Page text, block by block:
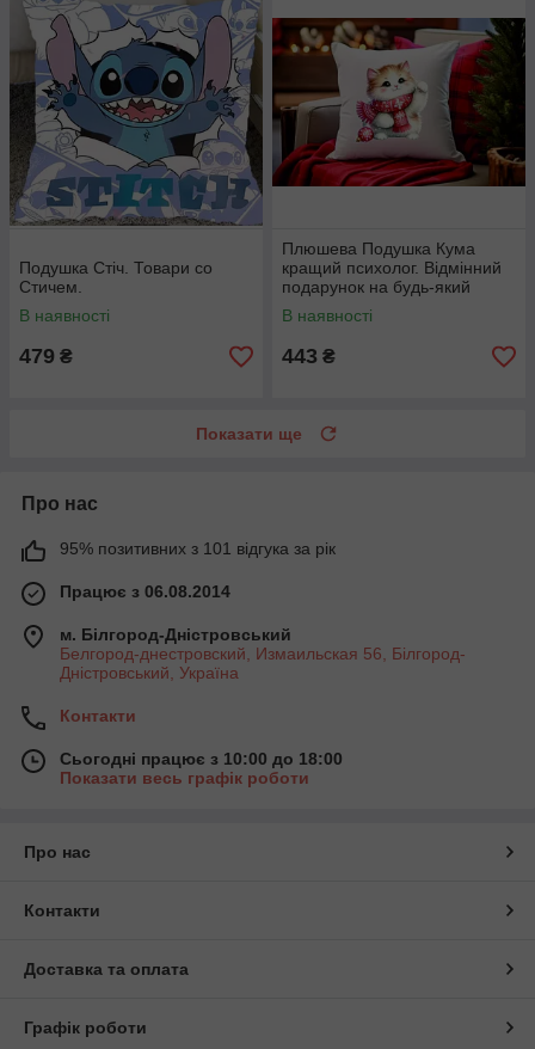
Подушка Стіч. Товари со
Стичем.
В наявності
479 ₴
Плюшева Подушка Кума
кращий психолог. Відмінний
подарунок на будь-який
привід.
В наявності
443 ₴
Показати ще
Про нас
95% позитивних з 101 відгука за рік
Працює з 06.08.2014
м. Білгород-Дністровський
Белгород-днестровский, Измаильская 56, Білгород-
Дністровський, Україна
Контакти
Сьогодні працює з 10:00 до 18:00
Показати весь графік роботи
Про нас
Контакти
Доставка та оплата
Графік роботи